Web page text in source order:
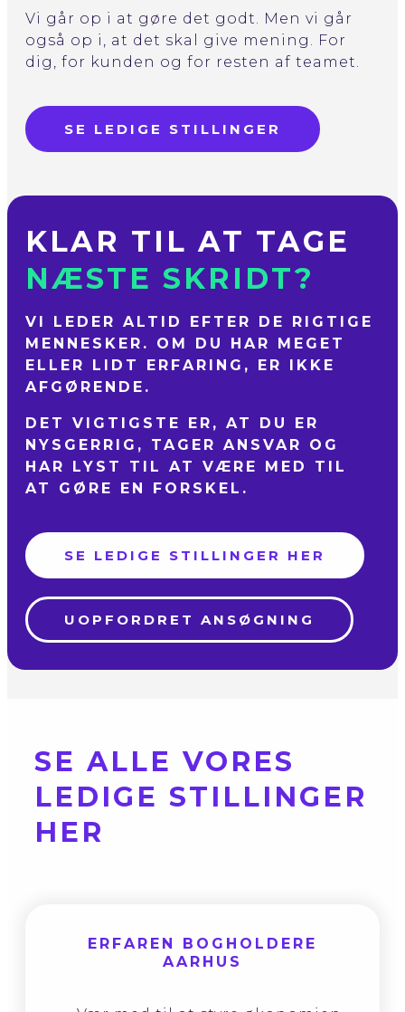
Vi går op i at gøre det godt. Men vi går
også op i, at det skal give mening. For
dig, for kunden og for resten af teamet.
SE LEDIGE STILLINGER
KLAR TIL AT TAGE
NÆSTE SKRIDT?
VI LEDER ALTID EFTER DE RIGTIGE
MENNESKER. OM DU HAR MEGET
ELLER LIDT ERFARING, ER IKKE
AFGØRENDE.
DET VIGTIGSTE ER, AT DU ER
NYSGERRIG, TAGER ANSVAR OG
HAR LYST TIL AT VÆRE MED TIL
AT GØRE EN FORSKEL.
SE LEDIGE STILLINGER HER
UOPFORDRET ANSØGNING
SE ALLE VORES
LEDIGE STILLINGER
HER
ERFAREN BOGHOLDERE
AARHUS